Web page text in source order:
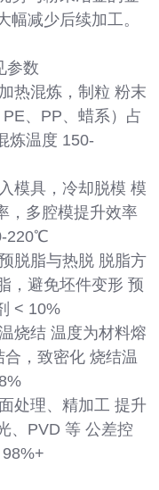
幅减少后续加工。
参数
热混炼，制粒 粉末
、PP、蜡系）占
炼温度 150-
模具，冷却脱模 模
，多腔模提升效率
220℃
脱脂与热脱 脱脂方
，避免坯件变形 预
< 10%
烧结 温度为材料熔
，致密化 烧结温
处理、精加工 提升
、PVD 等 公差控